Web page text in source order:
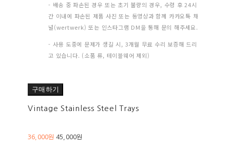
- 배송 중 파손된 경우 또는 초기 불량의 경우, 수령 후 24시
간 이내에 파손된 제품 사진 또는 동영상과 함께 카카오톡 채
널(wertwerk) 또는 인스타그램 DM을 통해 문의 해주세요.
- 사용 도중에 문제가 생길 시, 3개월 무료 수리 보증해 드리
고 있습니다. (소품 류, 테이블웨어 제외)
구매하기
Vintage Stainless Steel Trays
36,000원 45,000원